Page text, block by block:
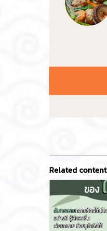
Related content